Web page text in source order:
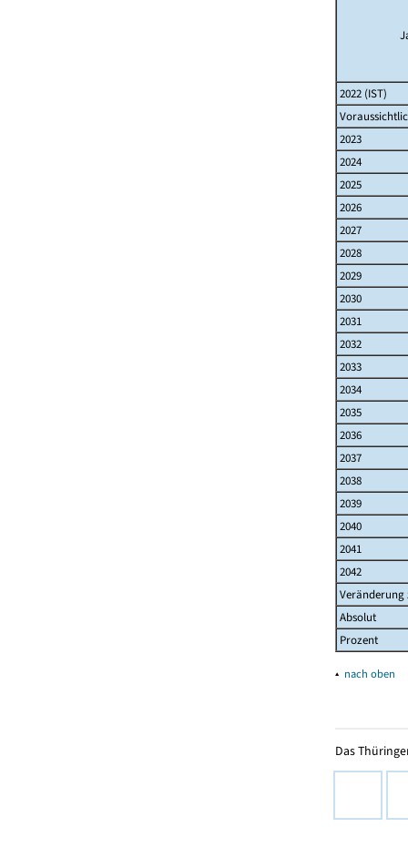
2022 (IST)
2023
2024
2025
2026
2027
2028
2029
2030
2031
2032
2033
2034
2035
2036
2037
2038
2039
2040
2041
2042
Veränderung
Absolut
Prozent
▴ nach oben
Das